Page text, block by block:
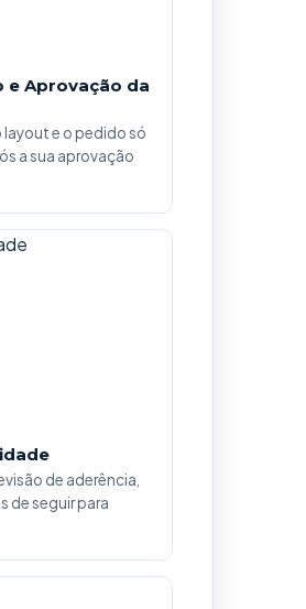
e Aprovação da
layout e o pedido só
a sua aprovação
de aderência,
de seguir para